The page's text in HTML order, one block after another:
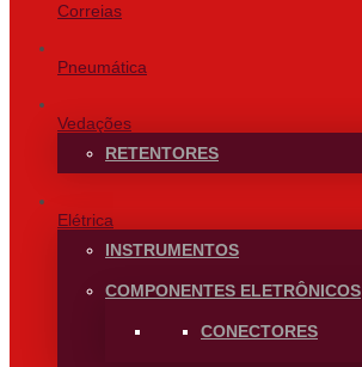
Correias
Pneumática
Vedações
RETENTORES
Elétrica
INSTRUMENTOS
COMPONENTES ELETRÔNICOS
CONECTORES